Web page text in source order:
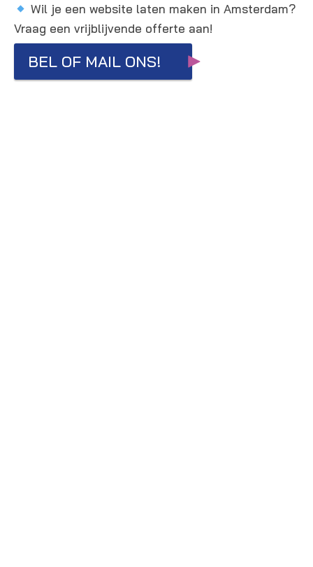
Wil je een website laten maken in Amsterdam?
Vraag een vrijblijvende offerte aan!
BEL OF MAIL ONS!